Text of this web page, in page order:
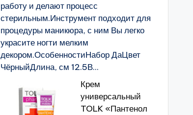
работу и делают процесс
стерильным.Инструмент подходит для
процедуры маникюра, с ним Вы легко
украсите ногти мелким
декором.ОсобенностиНабор ДаЦвет
ЧёрныйДлина, см 12.5В...
Крем
универсальный
TOLK «Пантенол